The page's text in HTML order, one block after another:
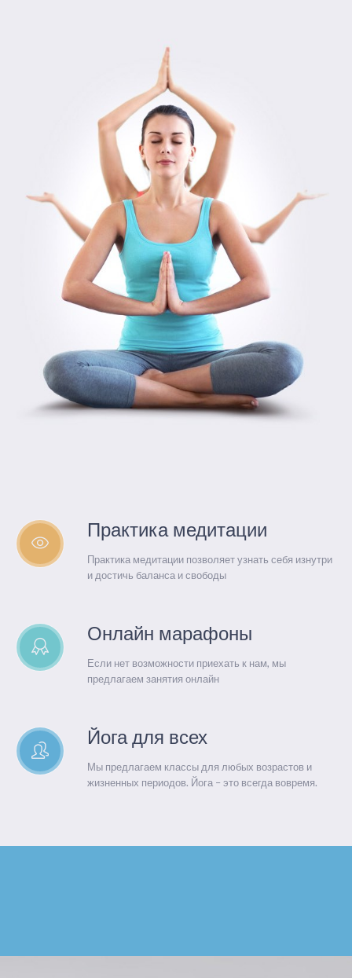
Практика медитации
Практика медитации позволяет узнать себя изнутри
и достичь баланса и свободы
Онлайн марафоны
Если нет возможности приехать к нам, мы
предлагаем занятия онлайн
Йога для всех
Мы предлагаем классы для любых возрастов и
жизненных периодов. Йога – это всегда вовремя.